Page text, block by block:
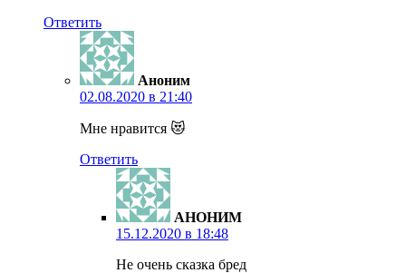
Ответить
Аноним
02.08.2020 в 21:40
Мне нравится 😻
Ответить
АНОНИМ
15.12.2020 в 18:48
Не очень сказка бред